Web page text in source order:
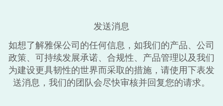
发送消息
如想了解雅保公司的任何信息，如我们的产品、公司
政策、可持续发展承诺、合规性、产品管理以及我们
为建设更具韧性的世界而采取的措施，请使用下表发
送消息，我们的团队会尽快审核并回复您的请求。